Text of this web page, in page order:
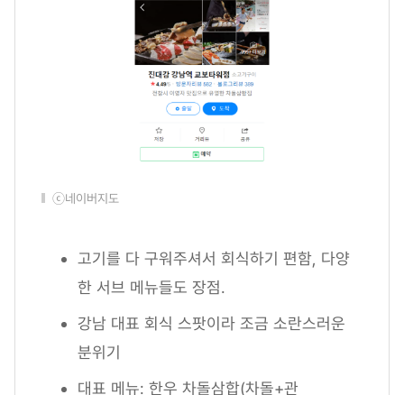
ⓒ네이버지도
고기를 다 구워주셔서 회식하기 편함, 다양
한 서브 메뉴들도 장점.
강남 대표 회식 스팟이라 조금 소란스러운
분위기
대표 메뉴: 한우 차돌삼합(차돌+관